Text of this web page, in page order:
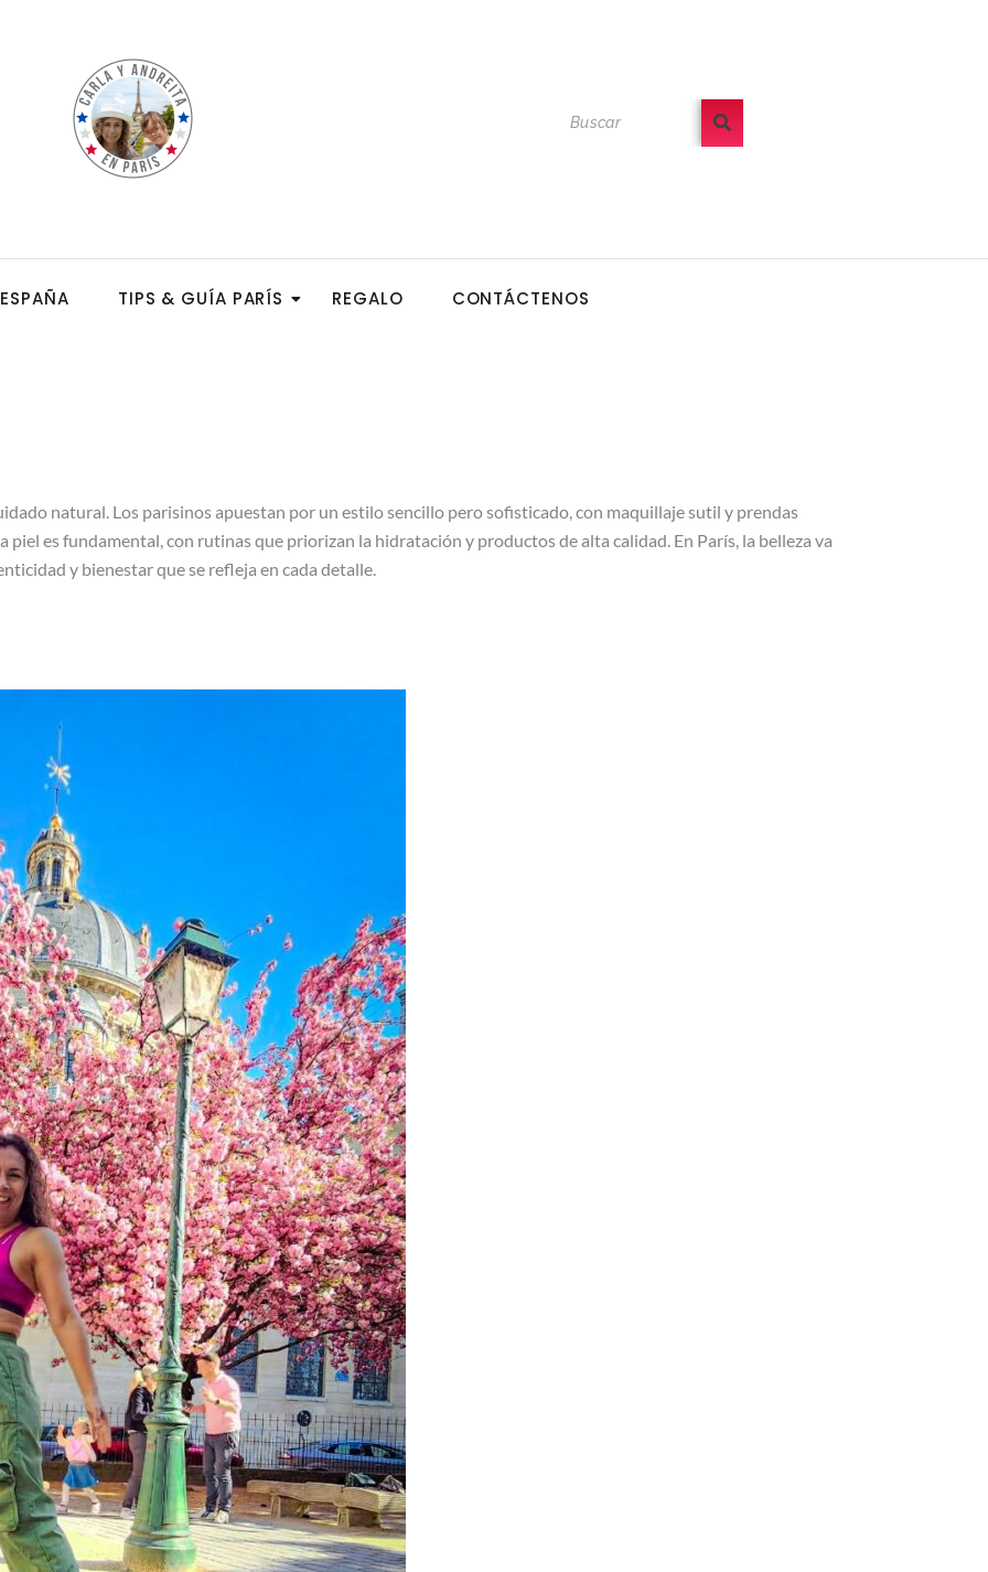
ESPAÑA TIPS & GUÍA PARÍS REGALO CONTÁCTENOS
natural. Los parisinos apuestan por un estilo sencillo pero sofisticado, con maquillaje sutil y prendas
piel es fundamental, con rutinas que priorizan la hidratación y productos de alta calidad. En París, la belleza va
y bienestar que se refleja en cada detalle.